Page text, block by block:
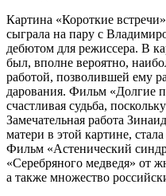
Картина «Короткие
сыграла на пару с
дебютом для режиссера. В
был, вполне вероятно,
работой, позволившей ему
дарования. Фильм «Долгие
счастливая судьба,
Замечательная работа
матери в этой картине,
Фильм «Астенический
«Серебряного медведя» от
а также множество